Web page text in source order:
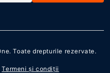
. Toate drepturile rezervate.
Termeni şi condiţii